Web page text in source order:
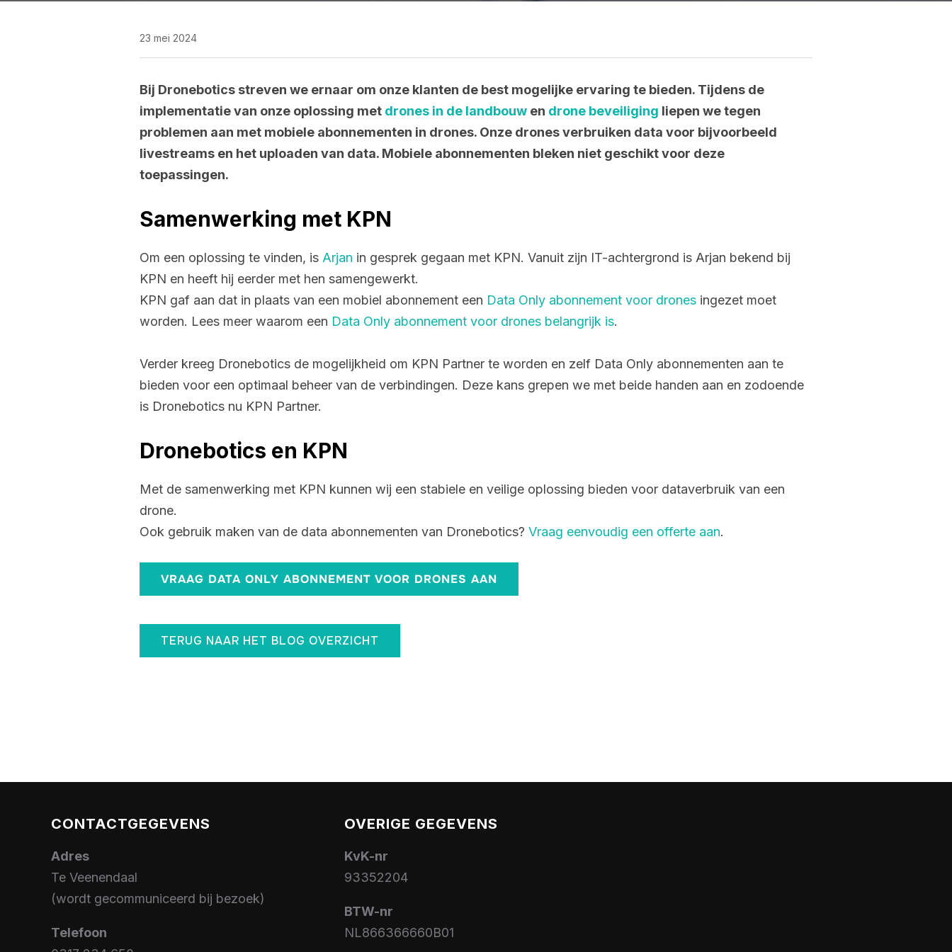
23 mei 2024
Bij Dronebotics streven we ernaar om onze klanten de best mogelijke ervaring te bieden. Tijdens de
implementatie van onze oplossing met drones in de landbouw en drone beveiliging liepen we tegen
problemen aan met mobiele abonnementen in drones. Onze drones verbruiken data voor bijvoorbeeld
livestreams en het uploaden van data. Mobiele abonnementen bleken niet geschikt voor deze
toepassingen.
Samenwerking met KPN
Om een oplossing te vinden, is Arjan in gesprek gegaan met KPN. Vanuit zijn IT-achtergrond is Arjan bekend bij
KPN en heeft hij eerder met hen samengewerkt.
KPN gaf aan dat in plaats van een mobiel abonnement een Data Only abonnement voor drones ingezet moet
worden. Lees meer waarom een Data Only abonnement voor drones belangrijk is.
Verder kreeg Dronebotics de mogelijkheid om KPN Partner te worden en zelf Data Only abonnementen aan te
bieden voor een optimaal beheer van de verbindingen. Deze kans grepen we met beide handen aan en zodoende
is Dronebotics nu KPN Partner.
Dronebotics en KPN
Met de samenwerking met KPN kunnen wij een stabiele en veilige oplossing bieden voor dataverbruik van een
drone.
Ook gebruik maken van de data abonnementen van Dronebotics? Vraag eenvoudig een offerte aan.
VRAAG DATA ONLY ABONNEMENT VOOR DRONES AAN
TERUG NAAR HET BLOG OVERZICHT
CONTACTGEGEVENS
Adres
Te Veenendaal
(wordt gecommuniceerd bij bezoek)
Telefoon
OVERIGE GEGEVENS
KvK-nr
93352204
BTW-nr
NL866366660B01